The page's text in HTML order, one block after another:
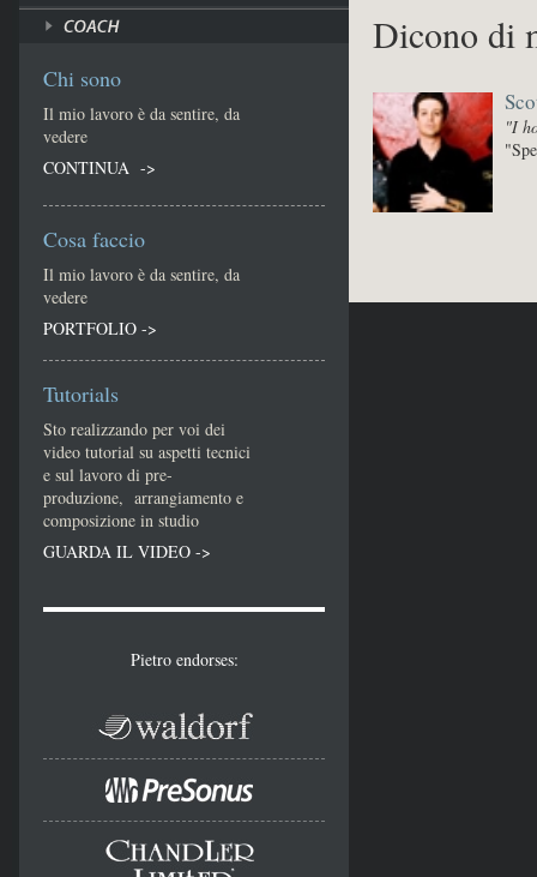
Dicono di
"I
Chi sono
Il mio lavoro è da sentire, da
vedere
CONTINUA ->
Cosa faccio
Il mio lavoro è da sentire, da
vedere
PORTFOLIO ->
Tutorials
Sto realizzando per voi dei
video tutorial su aspetti tecnici
e sul lavoro di pre-
produzione, arrangiamento e
composizione in studio
GUARDA IL VIDEO ->
Pietro endorses: